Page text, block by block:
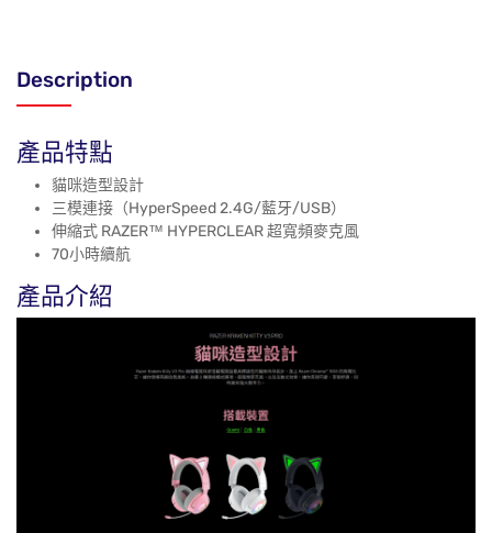
Description
產品特點
貓咪造型設計
三模連接（HyperSpeed 2.4G/藍牙/USB）
伸縮式 RAZER™ HYPERCLEAR 超寬頻麥克風
70小時續航
產品介紹